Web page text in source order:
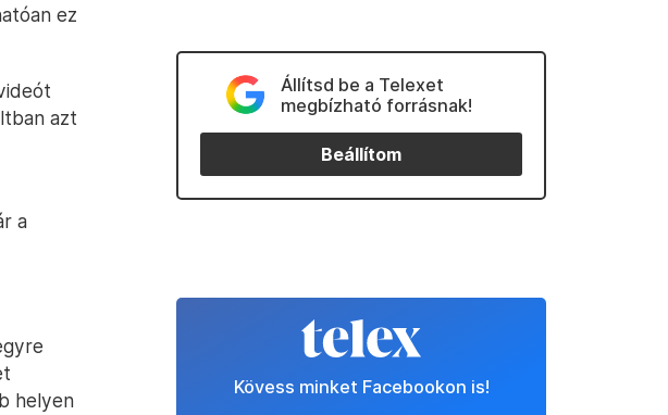
ez
azt
a
helyen
Állítsd be a Telexet
megbízható forrásnak!
Beállítom
Kövess minket Facebookon is!